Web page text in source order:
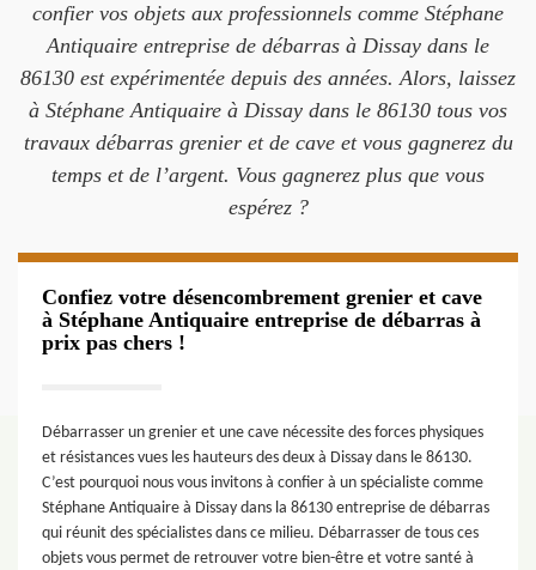
confier vos objets aux professionnels comme Stéphane
Antiquaire entreprise de débarras à Dissay dans le
86130 est expérimentée depuis des années. Alors, laissez
à Stéphane Antiquaire à Dissay dans le 86130 tous vos
travaux débarras grenier et de cave et vous gagnerez du
temps et de l’argent. Vous gagnerez plus que vous
espérez ?
Confiez votre désencombrement grenier et cave
à Stéphane Antiquaire entreprise de débarras à
prix pas chers !
Débarrasser un grenier et une cave nécessite des forces physiques
et résistances vues les hauteurs des deux à Dissay dans le 86130.
C’est pourquoi nous vous invitons à confier à un spécialiste comme
Stéphane Antiquaire à Dissay dans la 86130 entreprise de débarras
qui réunit des spécialistes dans ce milieu. Débarrasser de tous ces
objets vous permet de retrouver votre bien-être et votre santé à